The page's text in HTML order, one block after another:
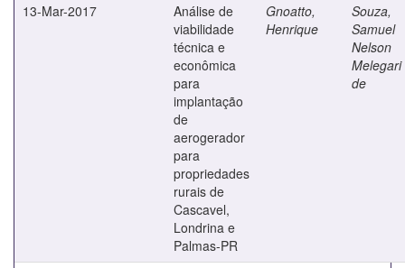
13-Mar-2017
Análise de
viabilidade
técnica e
econômica
para
implantação
de
aerogerador
para
propriedades
rurais de
Cascavel,
Londrina e
Palmas-PR
Gnoatto,
Henrique
Souza,
Samuel
Nelson
Melegari
de